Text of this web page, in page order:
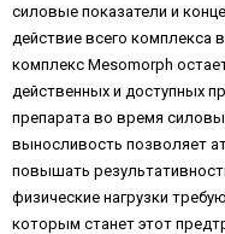
силовые показатели и
действие всего комплекса
комплекс Mesomorph
действенных и доступных
препарата во время
выносливость позволяет
повышать
физические нагрузки
которым станет этот